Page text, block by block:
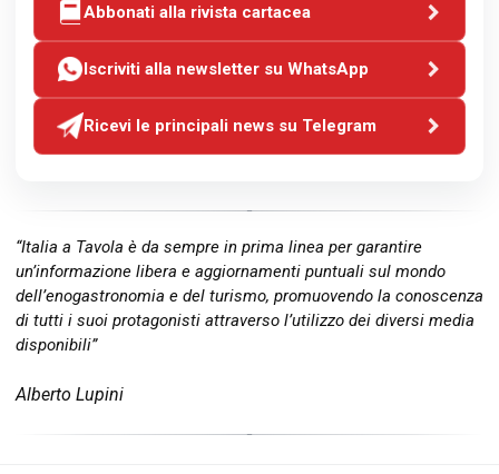
Abbonati alla rivista cartacea
Iscriviti alla newsletter su WhatsApp
Ricevi le principali news su Telegram
“Italia a Tavola è da sempre in prima linea per garantire
un’informazione libera e aggiornamenti puntuali sul mondo
dell’enogastronomia e del turismo, promuovendo la conoscenza
di tutti i suoi protagonisti attraverso l’utilizzo dei diversi media
disponibili”
Alberto Lupini